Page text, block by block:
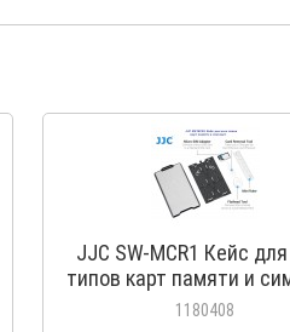
JJC SW-MCR1 Кейс
типов карт памяти и
1180408